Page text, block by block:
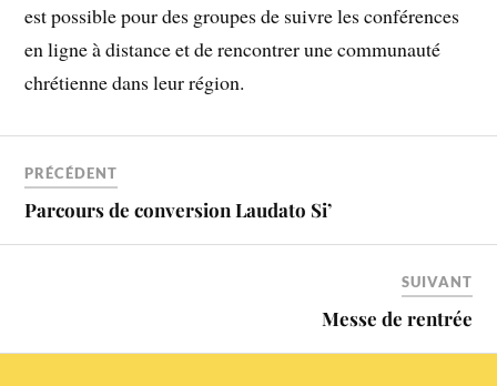
est possible pour des groupes de suivre les conférences
en ligne à distance et de rencontrer une communauté
chrétienne dans leur région.
PRÉCÉDENT
Parcours de conversion Laudato Si’
SUIVANT
Messe de rentrée